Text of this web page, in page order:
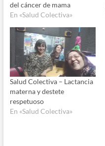
del cáncer de mama
En «Salud Colectiva»
Salud Colectiva – Lactancia
materna y destete
respetuoso
En «Salud Colectiva»